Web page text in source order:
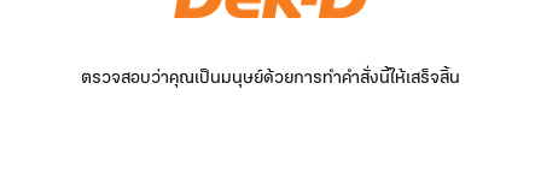
ตรวจสอบว่าคุณเป็นมนุษย์ด้วยการทำคำสั่งนี้ให้เสร็จสิ้น